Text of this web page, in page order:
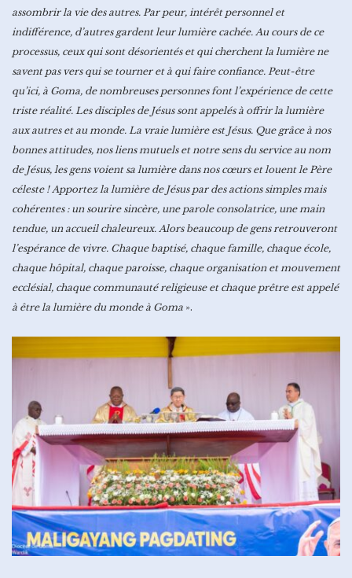
assombrir la vie des autres. Par peur, intérêt personnel et
indifférence, d’autres gardent leur lumière cachée. Au cours de ce
processus, ceux qui sont désorientés et qui cherchent la lumière ne
savent pas vers qui se tourner et à qui faire confiance. Peut-être
qu’ici, à Goma, de nombreuses personnes font l’expérience de cette
triste réalité. Les disciples de Jésus sont appelés à offrir la lumière
aux autres et au monde. La vraie lumière est Jésus. Que grâce à nos
bonnes attitudes, nos liens mutuels et notre sens du service au nom
de Jésus, les gens voient sa lumière dans nos cœurs et louent le Père
céleste ! Apportez la lumière de Jésus par des actions simples mais
cohérentes : un sourire sincère, une parole consolatrice, une main
tendue, un accueil chaleureux. Alors beaucoup de gens retrouveront
l’espérance de vivre. Chaque baptisé, chaque famille, chaque école,
chaque hôpital, chaque paroisse, chaque organisation et mouvement
ecclésial, chaque communauté religieuse et chaque prêtre est appelé
à être la lumière du monde à Goma ».